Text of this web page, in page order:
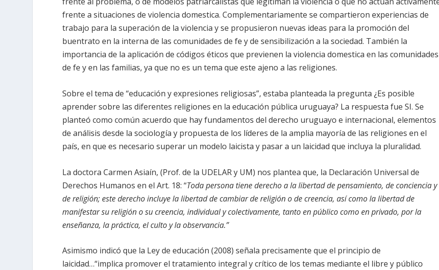
frente a situaciones de violencia domestica. Complementariamente se compartieron experiencias de
trabajo para la superación de la violencia y se propusieron nuevas ideas para la promoción del
buentrato en la interna de las comunidades de fe y de sensibilización a la sociedad. También la
importancia de la aplicación de códigos éticos que previenen la violencia domestica en las comunidades
de fe y en las familias, ya que no es un tema que este ajeno a las religiones.
Sobre el tema de “educación y expresiones religiosas”, estaba planteada la pregunta ¿Es posible
aprender sobre las diferentes religiones en la educación pública uruguaya? La respuesta fue SI. Se
planteó como común acuerdo que hay fundamentos del derecho uruguayo e internacional, elementos
de análisis desde la sociología y propuesta de los líderes de la amplia mayoría de las religiones en el
país, en que es necesario superar un modelo laicista y pasar a un laicidad que incluya la pluralidad.
La doctora Carmen Asiaín, (Prof. de la UDELAR y UM) nos plantea que, la Declaración Universal de
Derechos Humanos en el Art. 18: “Toda persona tiene derecho a la libertad de pensamiento, de conciencia y
de religión; este derecho incluye la libertad de cambiar de religión o de creencia, así como la libertad de
manifestar su religión o su creencia, individual y colectivamente, tanto en público como en privado, por la
enseñanza, la práctica, el culto y la observancia.”
Asimismo indicó que la Ley de educación (2008) señala precisamente que el principio de
laicidad…“implica promover el tratamiento integral y crítico de los temas mediante el libre y público